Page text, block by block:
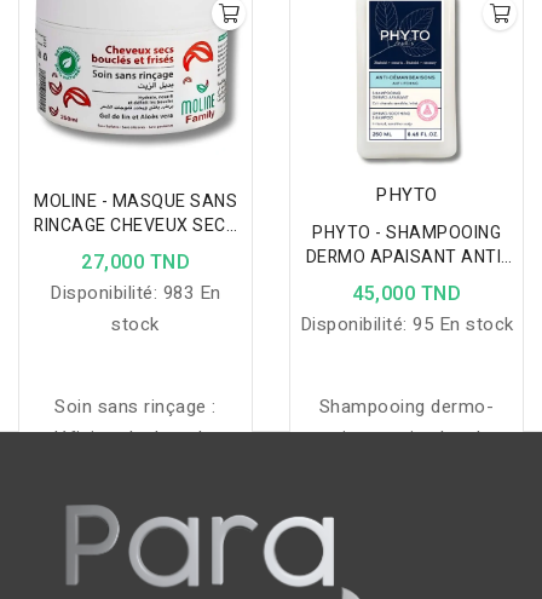
fibre capillaire pour
réduire la casse,
restaurer les cheveux
abîmés et leur redonner
brillance.
grâce à une action douce
et efficace.
MOLINE - MASQUE SANS
RINCAGE CHEVEUX SECS
250ML
27,000 TND
Disponibilité: 983 En
stock
Soin sans rinçage :
définit et hydrate les
et contrôle les frisottis
grâce à l’Aloe Vera BIO et
au gel de lin.
PHYTO
PHYTO - SHAMPOOING
DERMO APAISANT ANTI-
DEMANGEAISONS 250ML
45,000 TND
Disponibilité: 95 En stock
Shampooing dermo-
apaisant qui calme les
rééquilibre le cuir chevelu
sensible dès la première